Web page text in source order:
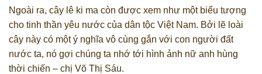
Ngoài ra, cây lê ki ma còn được xem như một biểu tượng
cho tinh thần yêu nước của dân tộc Việt Nam. Bởi lẽ loài
cây này có một ý nghĩa vô cùng gắn với con người đất
nước ta, nó gợi chúng ta nhớ tới hình ảnh nữ anh hùng
thời chiến – chị Võ Thị Sáu.